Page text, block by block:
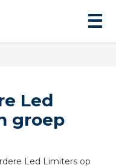
Led
groep
Led Limiters op